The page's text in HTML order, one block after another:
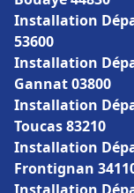
Installation
53600
Installation
Gannat 03800
Installation
Toucas 83210
Installation
Frontignan